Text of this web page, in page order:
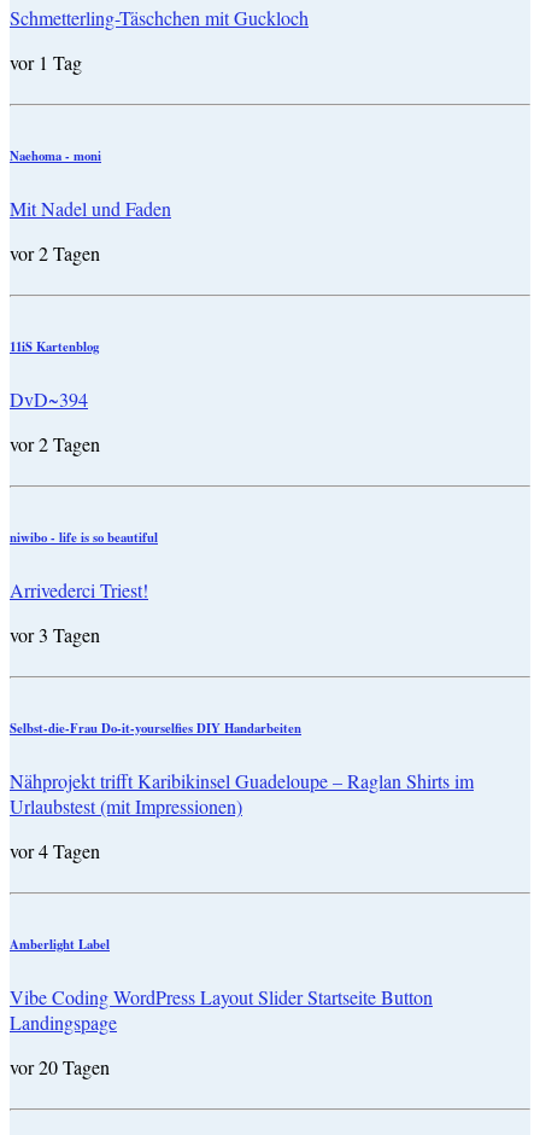
Schmetterling-Täschchen mit Guckloch
vor 1 Tag
Naehoma - moni
Mit Nadel und Faden
vor 2 Tagen
11iS Kartenblog
DvD~394
vor 2 Tagen
niwibo - life is so beautiful
Arrivederci Triest!
vor 3 Tagen
Selbst-die-Frau Do-it-yourselfies DIY Handarbeiten
Nähprojekt trifft Karibikinsel Guadeloupe – Raglan Shirts im
Urlaubstest (mit Impressionen)
vor 4 Tagen
Amberlight Label
Vibe Coding WordPress Layout Slider Startseite Button
Landingspage
vor 20 Tagen